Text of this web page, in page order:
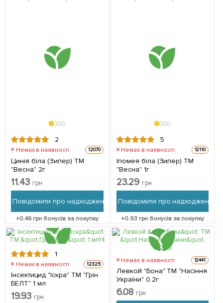
2
Немає в наявності 12070
Цинія біла (Зипер) ТМ
"Весна" 2г
11.43 грн
Повідомити про надходження
+0.46грн бонусів за покупку
5
Немає в наявності 12110
Іпомея біла (Зипер) ТМ
"Весна" 1г
23.29 грн
Повідомити про надходження
+0.93грн бонусів за покупку
1
Немає в наявності 12325
Інсектицид "Іскра" ТМ "Грін
БЕЛТ" 1 мл
19.93 грн
Немає в наявності 12441
Левкой "Бона" ТМ "Насіння
України" 0.2г
6.08 грн